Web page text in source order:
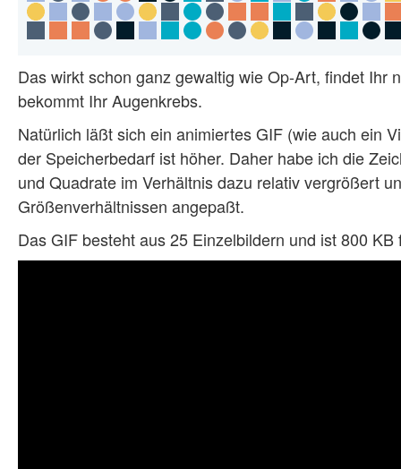
Das wirkt schon ganz gewaltig wie Op-Art, findet Ihr
bekommt Ihr Augenkrebs.
Natürlich läßt sich ein animiertes GIF (wie auch ein
der Speicherbedarf ist höher. Daher habe ich die
und Quadrate im Verhältnis dazu relativ vergrößert
Größenverhältnissen angepaßt.
Das GIF besteht aus 25 Einzelbildern und ist 800 KB